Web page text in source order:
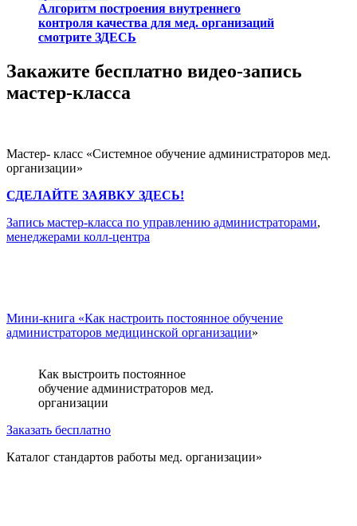
Алгоритм построения внутреннего
контроля качества для мед. организаций
смотрите ЗДЕСЬ
Закажите бесплатно видео-запись
мастер-класса
Мастер- класс «Системное обучение администраторов мед.
организации»
СДЕЛАЙТЕ ЗАЯВКУ ЗДЕСЬ!
Запись мастер-класса по управлению администраторами,
менеджерами колл-центра
Мини-книга «Как настроить постоянное обучение
администраторов медицинской организации»
Как выстроить постоянное
обучение администраторов мед.
организации
Заказать бесплатно
Каталог стандартов работы мед. организации»